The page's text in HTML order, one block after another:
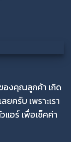
องคุณลูกค้า เกิด
ยครับ เพราะเรา
แอร์ เพื่อเช็คค่า